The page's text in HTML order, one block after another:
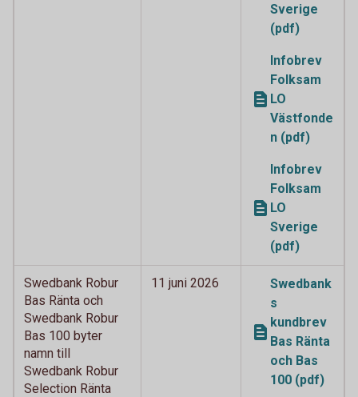
Sverige
(pdf)
Infobrev
Folksam
LO
Västfonde
n (pdf)
Infobrev
Folksam
LO
Sverige
(pdf)
Swedbank Robur
Bas Ränta och
Swedbank Robur
Bas 100 byter
namn till
Swedbank Robur
Selection Ränta
11 juni 2026
Swedbank
s
kundbrev
Bas Ränta
och Bas
100 (pdf)